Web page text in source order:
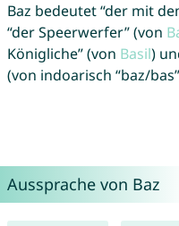
Baz bedeutet “der mit
“der Speerwerfer” (von
Königliche” (von Basil)
(von indoarisch “baz/
Aussprache von Baz